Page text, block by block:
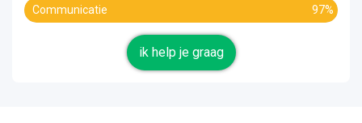
Communicatie 97%
ik help je graag